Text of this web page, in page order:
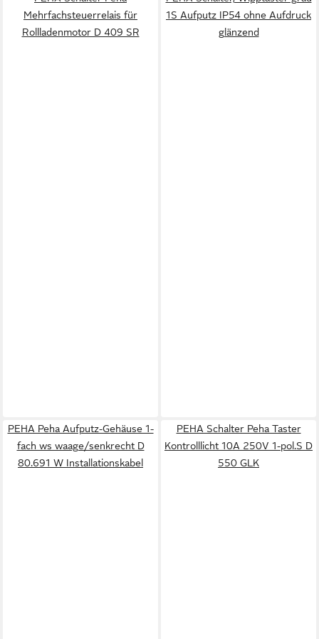
Mehrfachsteuerrelais für
Rollladenmotor D 409 SR
1S Aufputz IP54 ohne Aufdruck
glänzend
PEHA Peha Aufputz-Gehäuse 1-
fach ws waage/senkrecht D
80.691 W Installationskabel
PEHA Schalter Peha Taster
Kontrolllicht 10A 250V 1-pol.S D
550 GLK